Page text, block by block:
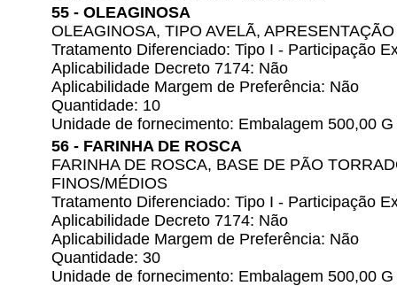
55 - OLEAGINOSA
OLEAGINOSA, TIPO AVELÃ,
Tratamento Diferenciado: Tipo I - Participação
Aplicabilidade Decreto 7174: Não
Aplicabilidade Margem de Preferência: Não
Quantidade: 10
Unidade de fornecimento: Embalagem 500,00 G
56 - FARINHA DE ROSCA
FARINHA DE ROSCA, BASE DE PÃO
FINOS/MÉDIOS
Tratamento Diferenciado: Tipo I - Participação
Aplicabilidade Decreto 7174: Não
Aplicabilidade Margem de Preferência: Não
Quantidade: 30
Unidade de fornecimento: Embalagem 500,00 G